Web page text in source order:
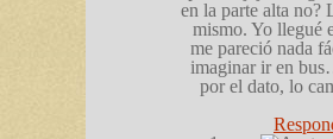
en la parte alta no?
mismo. Yo llegué
me pareció nada
imaginar ir en
por el dato, lo